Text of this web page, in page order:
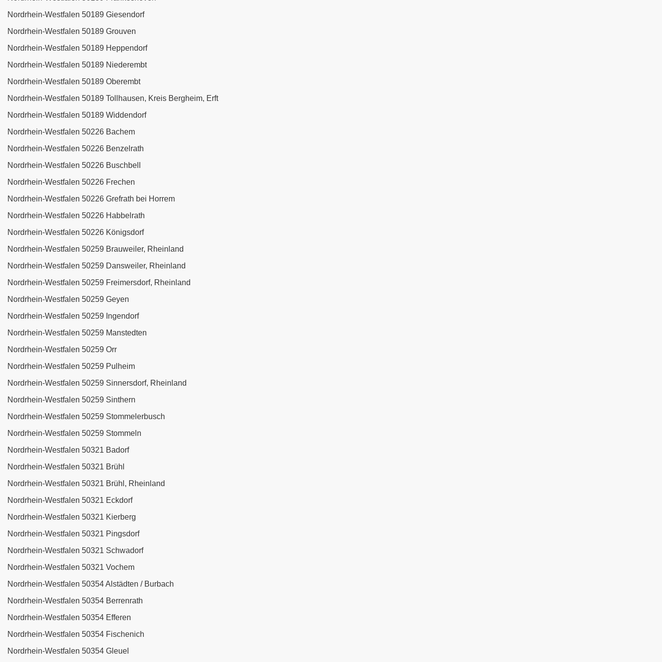
Nordrhein-Westfalen 50189 Giesendorf
Nordrhein-Westfalen 50189 Grouven
Nordrhein-Westfalen 50189 Heppendorf
Nordrhein-Westfalen 50189 Niederembt
Nordrhein-Westfalen 50189 Oberembt
Nordrhein-Westfalen 50189 Tollhausen, Kreis Bergheim, Erft
Nordrhein-Westfalen 50189 Widdendorf
Nordrhein-Westfalen 50226 Bachem
Nordrhein-Westfalen 50226 Benzelrath
Nordrhein-Westfalen 50226 Buschbell
Nordrhein-Westfalen 50226 Frechen
Nordrhein-Westfalen 50226 Grefrath bei Horrem
Nordrhein-Westfalen 50226 Habbelrath
Nordrhein-Westfalen 50226 Königsdorf
Nordrhein-Westfalen 50259 Brauweiler, Rheinland
Nordrhein-Westfalen 50259 Dansweiler, Rheinland
Nordrhein-Westfalen 50259 Freimersdorf, Rheinland
Nordrhein-Westfalen 50259 Geyen
Nordrhein-Westfalen 50259 Ingendorf
Nordrhein-Westfalen 50259 Manstedten
Nordrhein-Westfalen 50259 Orr
Nordrhein-Westfalen 50259 Pulheim
Nordrhein-Westfalen 50259 Sinnersdorf, Rheinland
Nordrhein-Westfalen 50259 Sinthern
Nordrhein-Westfalen 50259 Stommelerbusch
Nordrhein-Westfalen 50259 Stommeln
Nordrhein-Westfalen 50321 Badorf
Nordrhein-Westfalen 50321 Brühl
Nordrhein-Westfalen 50321 Brühl, Rheinland
Nordrhein-Westfalen 50321 Eckdorf
Nordrhein-Westfalen 50321 Kierberg
Nordrhein-Westfalen 50321 Pingsdorf
Nordrhein-Westfalen 50321 Schwadorf
Nordrhein-Westfalen 50321 Vochem
Nordrhein-Westfalen 50354 Alstädten / Burbach
Nordrhein-Westfalen 50354 Berrenrath
Nordrhein-Westfalen 50354 Efferen
Nordrhein-Westfalen 50354 Fischenich
Nordrhein-Westfalen 50354 Gleuel